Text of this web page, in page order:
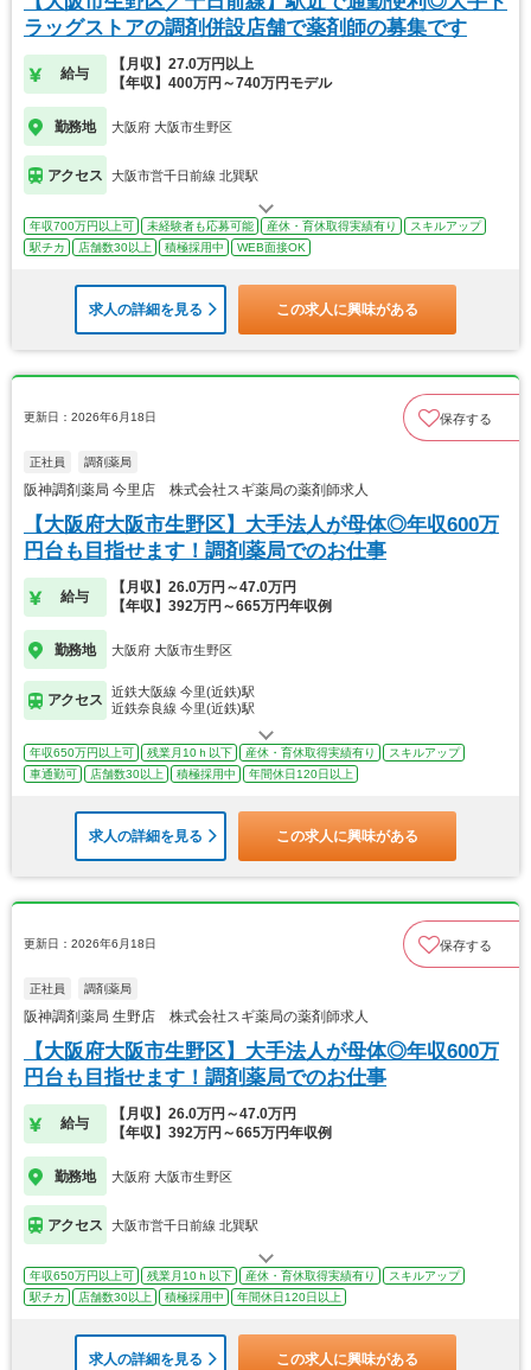
ラッグストアの調剤併設店舗で薬剤師の募集です
給与
【月収】27.0万円以上
【年収】400万円～740万円モデル
勤務地 大阪府 大阪市生野区
アクセス 大阪市営千日前線 北巽駅
年収700万円以上可 未経験者も応募可能 産休・育休取得実績有り
スキルアップ
駅チカ
店舗数30以上 積極採用中 WEB面接OK
求人の詳細を見る この求人に興味がある
更新日：2026年6月18日 保存する
正社員 調剤薬局
阪神調剤薬局 今里店 株式会社スギ薬局の薬剤師求人
【大阪府大阪市生野区】大手法人が母体◎年収600万
円台も目指せます！調剤薬局でのお仕事
給与
【月収】26.0万円～47.0万円
【年収】392万円～665万円年収例
勤務地 大阪府 大阪市生野区
アクセス
近鉄大阪線 今里(近鉄)駅
近鉄奈良線 今里(近鉄)駅
年収650万円以上可 残業月10ｈ以下 産休・育休取得実績有り
スキルアップ
車通勤可
店舗数30以上 積極採用中 年間休日120日以上
求人の詳細を見る この求人に興味がある
更新日：2026年6月18日 保存する
正社員 調剤薬局
阪神調剤薬局 生野店 株式会社スギ薬局の薬剤師求人
【大阪府大阪市生野区】大手法人が母体◎年収600万
円台も目指せます！調剤薬局でのお仕事
給与
【月収】26.0万円～47.0万円
【年収】392万円～665万円年収例
勤務地 大阪府 大阪市生野区
アクセス 大阪市営千日前線 北巽駅
年収650万円以上可 残業月10ｈ以下 産休・育休取得実績有り
スキルアップ
駅チカ
店舗数30以上 積極採用中 年間休日120日以上
求人の詳細を見る この求人に興味がある